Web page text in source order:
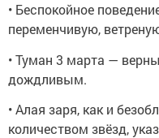
• Беспокойное
переменчивую,
• Туман 3 марта —
дождливым.
• Алая заря, как и
количеством звёзд,